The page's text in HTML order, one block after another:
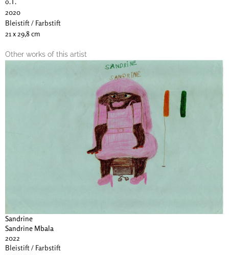
2020
Bleistift / Farbstift
21 x 29,8 cm
Other works of this artist
Sandrine
Sandrine Mbala
2022
Bleistift / Farbstift